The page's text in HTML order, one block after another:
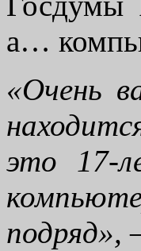
а…
«Очень
это 17-
подряд»,